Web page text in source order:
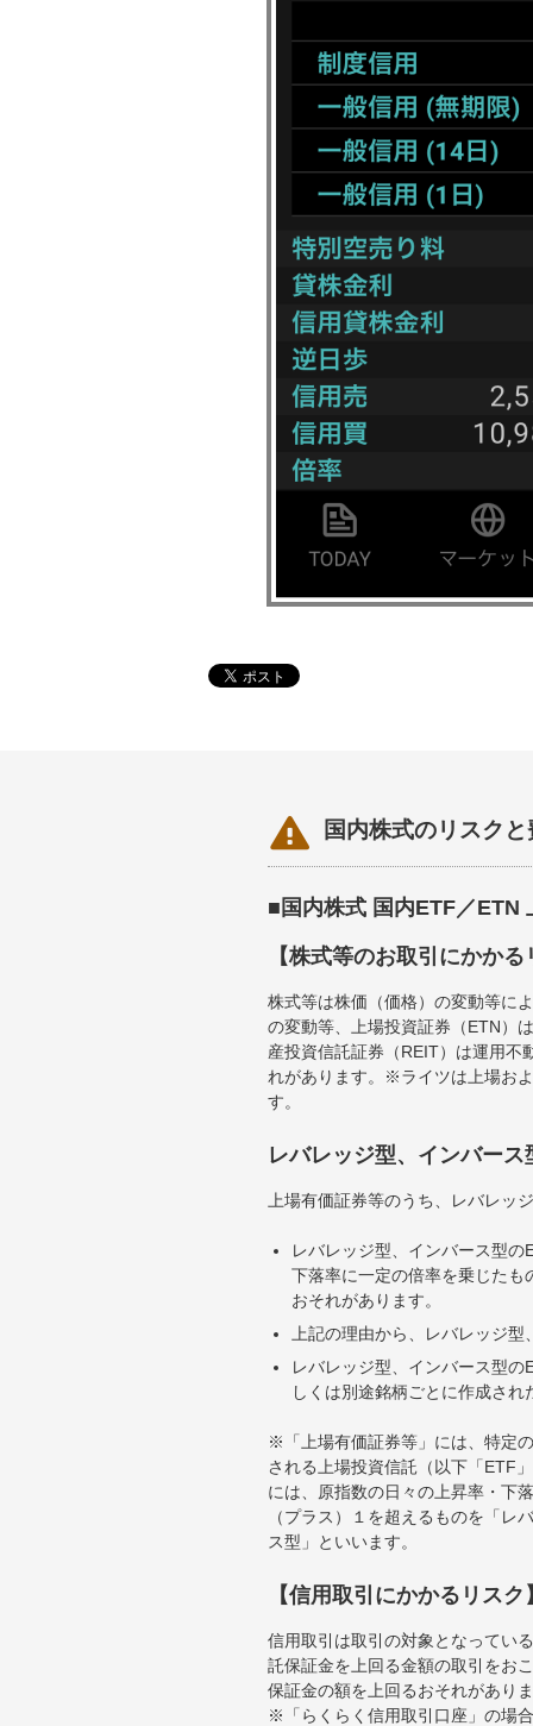
 国内株式のリスク
■国内株式 国内ETF／ETN
【株式等のお取引にかか
株式等は株価（価格）の変動等に
の変動等、上場投資証券（ETN）
産投資信託証券（REIT）は運用不
れがあります。※ライツは上場お
す。
レバレッジ型、インバー
上場有価証券等のうち、レバレ
レバレッジ型、インバース型
下落率に一定の倍率を乗じた
おそれがあります。
上記の理由から、レバレッジ
レバレッジ型、インバース型
しくは別途銘柄ごとに作成さ
※「上場有価証券等」には、特定
される上場投資信託（以下「ETF
には、原指数の日々の上昇率・下
（プラス）１を超えるものを「
ス型」といいます。
【信用取引にかかるリスク
信用取引は取引の対象となってい
託保証金を上回る金額の取引をお
保証金の額を上回るおそれがあり
※「らくらく信用取引口座」の場